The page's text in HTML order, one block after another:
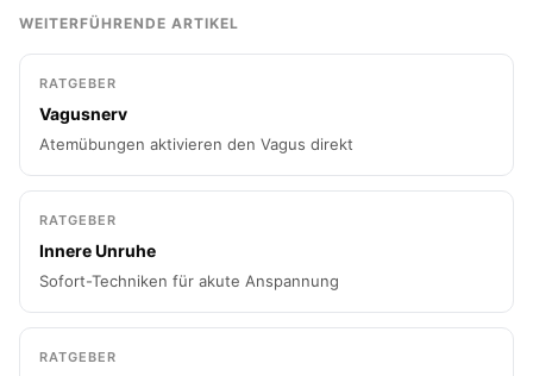
WEITERFÜHRENDE ARTIKEL
RATGEBER
Vagusnerv
Atemübungen aktivieren den Vagus direkt
RATGEBER
Innere Unruhe
Sofort-Techniken für akute Anspannung
RATGEBER